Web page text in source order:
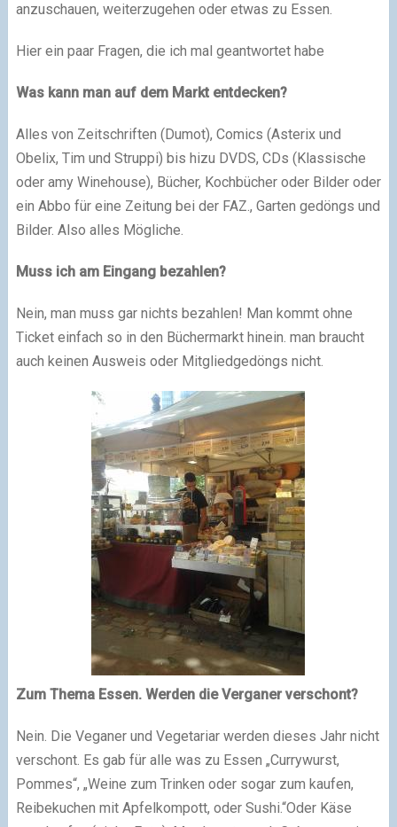
anzuschauen, weiterzugehen oder etwas zu Essen.
Hier ein paar Fragen, die ich mal geantwortet habe
Was kann man auf dem Markt entdecken?
Alles von Zeitschriften (Dumot), Comics (Asterix und
Obelix, Tim und Struppi) bis hizu DVDS, CDs (Klassische
oder amy Winehouse), Bücher, Kochbücher oder Bilder oder
ein Abbo für eine Zeitung bei der FAZ., Garten gedöngs und
Bilder. Also alles Mögliche.
Muss ich am Eingang bezahlen?
Nein, man muss gar nichts bezahlen! Man kommt ohne
Ticket einfach so in den Büchermarkt hinein. man braucht
auch keinen Ausweis oder Mitgliedgedöngs nicht.
Zum Thema Essen. Werden die Verganer verschont?
Nein. Die Veganer und Vegetariar werden dieses Jahr nicht
verschont. Es gab für alle was zu Essen „Currywurst,
Pommes“, „Weine zum Trinken oder sogar zum kaufen,
Reibekuchen mit Apfelkompott, oder Sushi.“Oder Käse